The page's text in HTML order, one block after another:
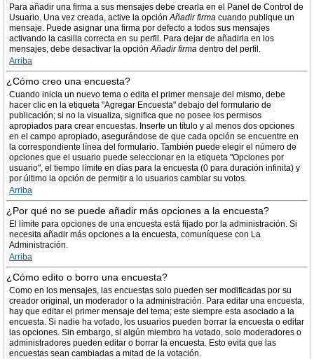
Para añadir una firma a sus mensajes debe crearla en el Panel de Control de
Usuario. Una vez creada, active la opciónAñadir firma cuando publique un
mensaje. Puede asignar una firma por defecto a todos sus mensajes
activando la casilla correcta en su perfil. Para dejar de añadirla en los
mensajes, debe desactivar la opciónAñadir firma dentro del perfil.
Arriba
¿Cómo creo una encuesta?
Cuando inicia un nuevo tema o edita el primer mensaje del mismo, debe
hacer clic en la etiqueta "Agregar Encuesta" debajo del formulario de
publicación; si no la visualiza, significa que no posee los permisos
apropiados para crear encuestas. Inserte un título y al menos dos opciones
en el campo apropiado, asegurándose de que cada opción se encuentre en
la correspondiente línea del formulario. También puede elegir el número de
opciones que el usuario puede seleccionar en la etiqueta "Opciones por
usuario", el tiempo límite en días para la encuesta (0 para duración infinita) y
por último la opción de permitir a lo usuarios cambiar su votos.
Arriba
¿Por qué no se puede añadir más opciones a la encuesta?
El límite para opciones de una encuesta está fijado por la administración. Si
necesita añadir más opciones a la encuesta, comuníquese con La
Administración.
Arriba
¿Cómo edito o borro una encuesta?
Como en los mensajes, las encuestas solo pueden ser modificadas por su
creador original, un moderador o la administración. Para editar una encuesta,
hay que editar el primer mensaje del tema; este siempre esta asociado a la
encuesta. Si nadie ha votado, los usuarios pueden borrar la encuesta o editar
las opciones. Sin embargo, si algún miembro ha votado, solo moderadores o
administradores pueden editar o borrar la encuesta. Esto evita que las
encuestas sean cambiadas a mitad de la votación.